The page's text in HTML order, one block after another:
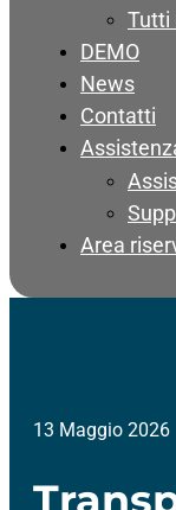
Tutti
DEMO
News
Contatti
Area
13 Maggio 2026